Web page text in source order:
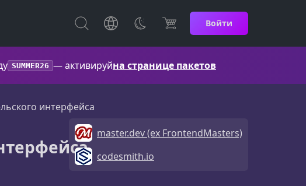
Войти
SUMMER26 — активируйна странице пакетов
интерфейса
master.dev (ex FrontendMasters)
codesmith.io